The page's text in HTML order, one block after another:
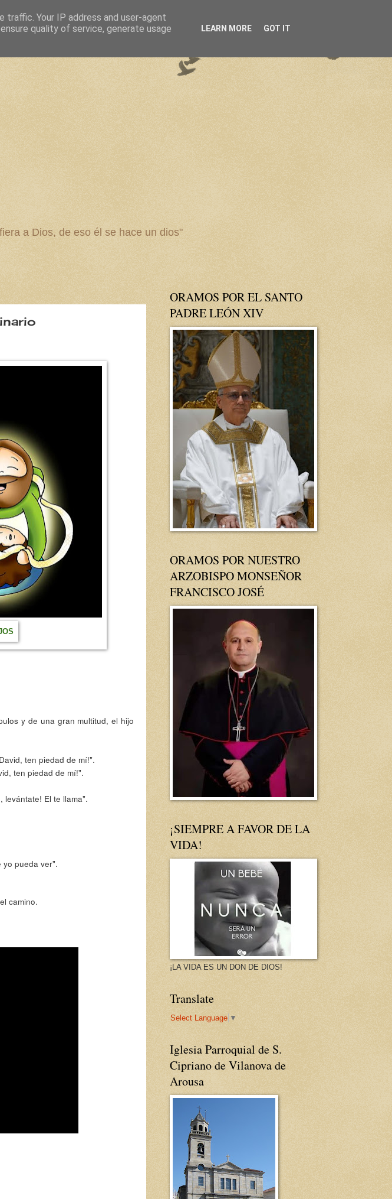
a Dios, de eso él se hace un dios"
y de una gran multitud, el hijo
ten piedad de mí!".
ten piedad de mí!".
levántate! El te llama".
yo pueda ver".
camino.
ORAMOS POR EL SANTO
PADRE LEÓN XIV
ORAMOS POR NUESTRO
ARZOBISPO MONSEÑOR
FRANCISCO JOSÉ
¡SIEMPRE A FAVOR DE LA
VIDA!
¡LA VIDA ES UN DON DE DIOS!
Translate
Select Language ▼
Iglesia Parroquial de S.
Cipriano de Vilanova de
Arousa
Your IP address and user-agent
quality of service, generate usage
LEARN MORE GOT IT